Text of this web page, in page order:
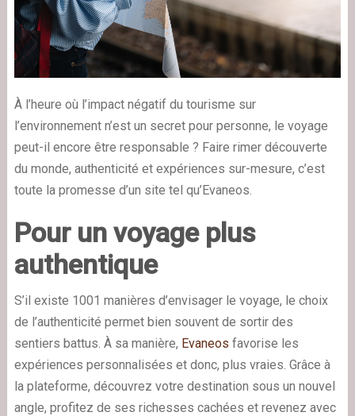
À l’heure où l’impact négatif du tourisme sur
l’environnement n’est un secret pour personne, le voyage
peut-il encore être responsable ? Faire rimer découverte
du monde, authenticité et expériences sur-mesure, c’est
toute la promesse d’un site tel qu’Evaneos.
Pour un voyage plus
authentique
S’il existe 1001 manières d’envisager le voyage, le choix
de l’authenticité permet bien souvent de sortir des
sentiers battus. À sa manière, Evaneos favorise les
expériences personnalisées et donc, plus vraies. Grâce à
la plateforme, découvrez votre destination sous un nouvel
angle, profitez de ses richesses cachées et revenez avec